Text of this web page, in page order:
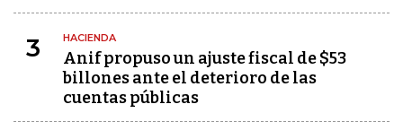
3 HACIENDA
Anif propuso un ajuste fiscal de $53
billones ante el deterioro de las
cuentas públicas